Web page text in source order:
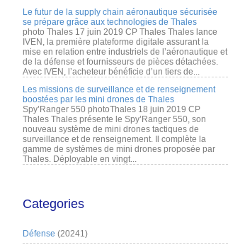
Le futur de la supply chain aéronautique sécurisée
se prépare grâce aux technologies de Thales
photo Thales 17 juin 2019 CP Thales Thales lance
IVEN, la première plateforme digitale assurant la
mise en relation entre industriels de l’aéronautique et
de la défense et fournisseurs de pièces détachées.
Avec IVEN, l’acheteur bénéficie d’un tiers de...
Les missions de surveillance et de renseignement
boostées par les mini drones de Thales
Spy’Ranger 550 photoThales 18 juin 2019 CP
Thales Thales présente le Spy’Ranger 550, son
nouveau système de mini drones tactiques de
surveillance et de renseignement. Il complète la
gamme de systèmes de mini drones proposée par
Thales. Déployable en vingt...
Categories
Défense (20241)